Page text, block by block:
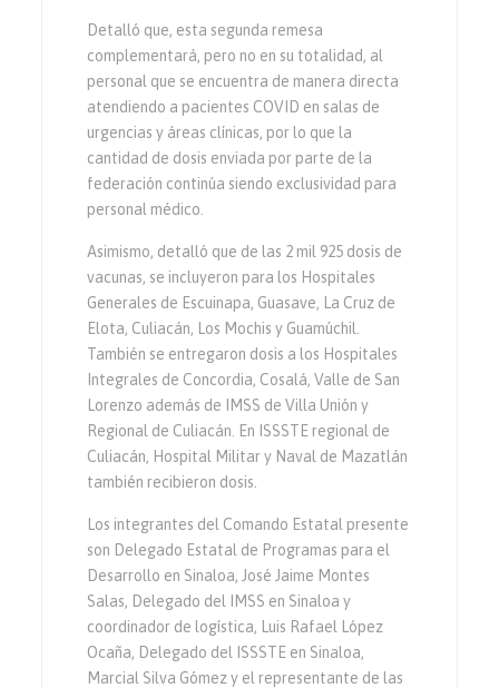
Detalló que, esta segunda remesa
complementará, pero no en su totalidad, al
personal que se encuentra de manera directa
atendiendo a pacientes COVID en salas de
urgencias y áreas clínicas, por lo que la
cantidad de dosis enviada por parte de la
federación continúa siendo exclusividad para
personal médico.
Asimismo, detalló que de las 2 mil 925 dosis de
vacunas, se incluyeron para los Hospitales
Generales de Escuinapa, Guasave, La Cruz de
Elota, Culiacán, Los Mochis y Guamúchil.
También se entregaron dosis a los Hospitales
Integrales de Concordia, Cosalá, Valle de San
Lorenzo además de IMSS de Villa Unión y
Regional de Culiacán. En ISSSTE regional de
Culiacán, Hospital Militar y Naval de Mazatlán
también recibieron dosis.
Los integrantes del Comando Estatal presente
son Delegado Estatal de Programas para el
Desarrollo en Sinaloa, José Jaime Montes
Salas, Delegado del IMSS en Sinaloa y
coordinador de logística, Luis Rafael López
Ocaña, Delegado del ISSSTE en Sinaloa,
Marcial Silva Gómez y el representante de las